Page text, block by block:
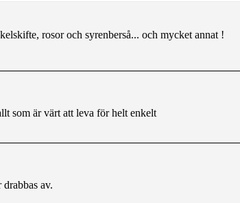
rosor och syrenberså... och mycket annat !
som är värt att leva för helt enkelt
av.